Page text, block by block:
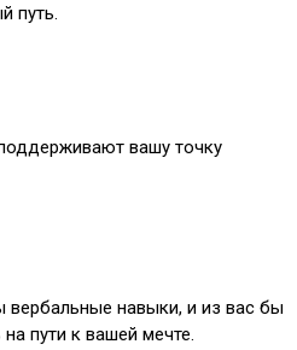
путь.
вашу точку
вербальные навыки, и из вас бы
пути к вашей мечте.